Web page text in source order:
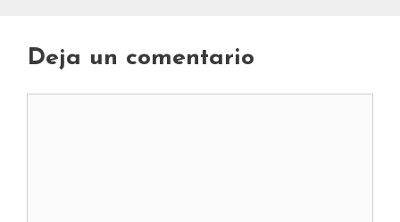
Deja un comentario